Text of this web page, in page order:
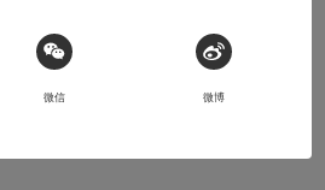
以来，很多朋友留言问我们今年在
竟来核聚变的目的除了玩之外还有
朗的日子里，由我代表吉考斯工业
微信 微博